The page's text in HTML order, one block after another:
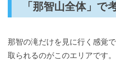
「那智山全体」で
那智の滝だけを見に行く感覚
取られるのがこのエリアです。